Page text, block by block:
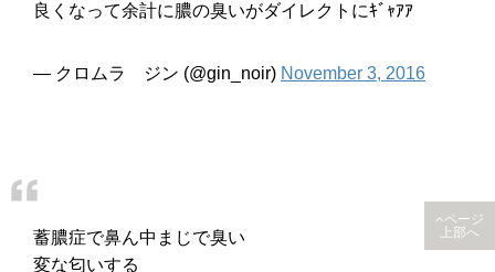
良くなって余計に膿の臭いがダイレクトにｷﾞｬｱｱ
— クロムラ ジン (@gin_noir) November 3, 2016
蓄膿症で鼻ん中まじで臭い
変な匂いする
ページ
上部へ